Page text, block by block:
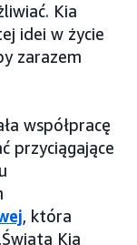
Kia
idei w życie
zarazem
współpracę
przyciągające
, która
Kia